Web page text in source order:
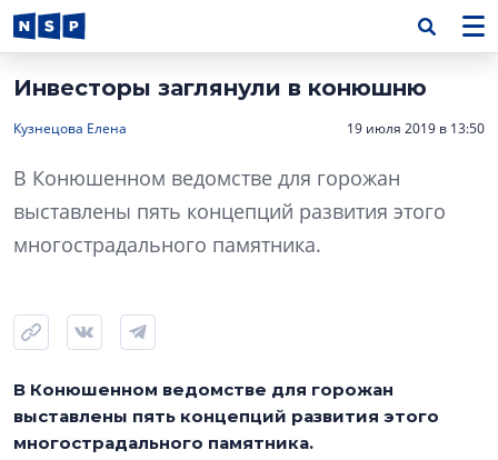
Инвесторы заглянули в конюшню
Кузнецова Елена 19 июля 2019 в 13:50
В Конюшенном ведомстве для горожан
выставлены пять концепций развития этого
многострадального памятника.
В Конюшенном ведомстве для горожан
выставлены пять концепций развития этого
многострадального памятника.